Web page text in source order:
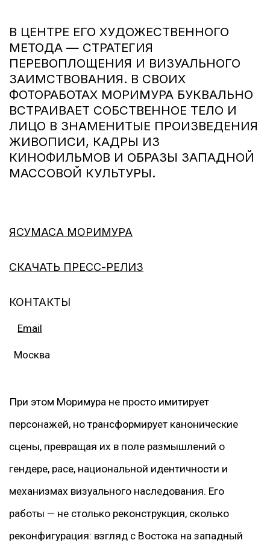
В ЦЕНТРЕ ЕГО ХУДОЖЕСТВЕННОГО
МЕТОДА — СТРАТЕГИЯ
ПЕРЕВОПЛОЩЕНИЯ И ВИЗУАЛЬНОГО
ЗАИМСТВОВАНИЯ. В СВОИХ
ФОТОРАБОТАХ МОРИМУРА БУКВАЛЬНО
ВСТРАИВАЕТ СОБСТВЕННОЕ ТЕЛО И
ЛИЦО В ЗНАМЕНИТЫЕ ПРОИЗВЕДЕНИЯ
ЖИВОПИСИ, КАДРЫ ИЗ
КИНОФИЛЬМОВ И ОБРАЗЫ ЗАПАДНОЙ
МАССОВОЙ КУЛЬТУРЫ.
ЯСУМАСА МОРИМУРА
СКАЧАТЬ ПРЕСС-РЕЛИЗ
КОНТАКТЫ
Email
Москва
При этом Моримура не просто имитирует
персонажей, но трансформирует канонические
сцены, превращая их в поле размышлений о
гендере, расе, национальной идентичности и
механизмах визуального наследования. Его
работы — не столько реконструкция, сколько
реконфигурация: взгляд с Востока на западный